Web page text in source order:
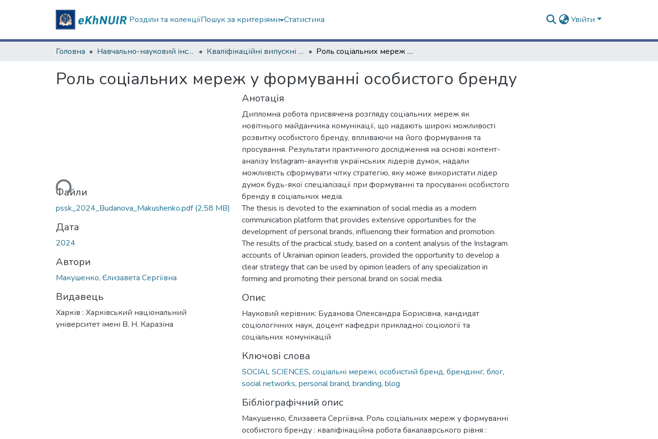
Розділи та колекціїПошук за критеріями Статистика Увійти
Головна Навчально-науковий інститут соціології та медіакомунікацій Кваліфікаційні випускні роботи бакалаврів. Навчально-науковий інститут соціології та медіакомунікацій Роль соціальних мереж у формуванні особистого бренду
Роль соціальних мереж у формуванні особистого бренду
Вантажиться...
Файли
pssk_2024_Budanova_Makushenko.pdf(2,58 MB)
Дата
2024
Автори
Макушенко, Єлизавета Сергіївна
Видавець
Харків : Харківський національний
університет імені В. Н. Каразіна
Анотація
Дипломна робота присвячена розгляду соціальних мереж як
новітнього майданчика комунікації, що надають широкі можливості
розвитку особистого бренду, впливаючи на його формування та
просування. Результати практичного дослідження на основі контент-
аналізу Instagram-акаунтів українських лідерів думок, надали
можливість сформувати чітку стратегію, яку може використати лідер
думок будь-якої спеціалізації при формуванні та просуванні особистого
бренду в соціальних медіа.
The thesis is devoted to the examination of social media as a modern
communication platform that provides extensive opportunities for the
development of personal brands, influencing their formation and promotion.
The results of the practical study, based on a content analysis of the Instagram
accounts of Ukrainian opinion leaders, provided the opportunity to develop a
clear strategy that can be used by opinion leaders of any specialization in
forming and promoting their personal brand on social media.
Опис
Науковий керівник: Буданова Олександра Борисівна, кандидат
соціологічних наук, доцент кафедри прикладної соціології та
соціальних комунікацій
Ключові слова
SOCIAL SCIENCES, соціальні мережі, особистий бренд, брендинг, блог,
social networks, personal brand, branding, blog
Бібліографічний опис
Макушенко, Єлизавета Сергіївна. Роль соціальних мереж у формуванні
особистого бренду : кваліфікаційна робота бакалаврського рівня :